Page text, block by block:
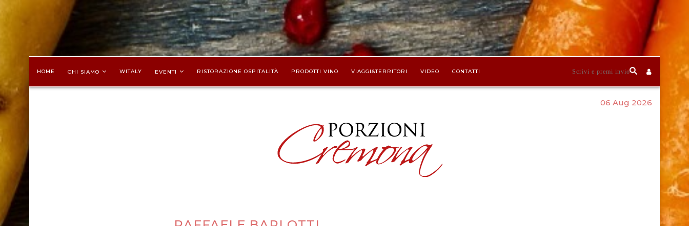
HOME CHI SIAMO WITALY EVENTI RISTORAZIONE OSPITALITÀ PRODOTTI VINO VIAGGI&TERRITORI VIDEO CONTATTI
06 Aug 2026